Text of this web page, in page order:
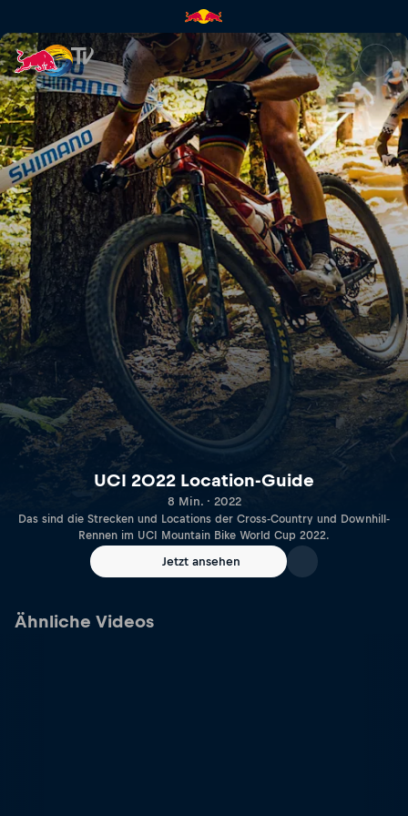
UCI 2022 Location-Guide |
UCI 2022 Location-Guide
8 Min. · 2022
Das sind die Strecken und Locations der Cross-Country und Downhill-
Rennen im UCI Mountain Bike World Cup 2022.
Jetzt ansehen
Ähnliche Videos